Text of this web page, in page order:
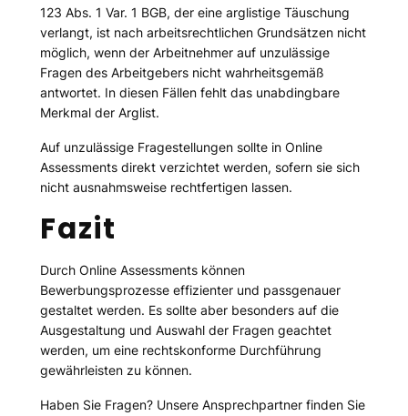
123 Abs. 1 Var. 1 BGB, der eine arglistige Täuschung
verlangt, ist nach arbeitsrechtlichen Grundsätzen nicht
möglich, wenn der Arbeitnehmer auf unzulässige
Fragen des Arbeitgebers nicht wahrheitsgemäß
antwortet. In diesen Fällen fehlt das unabdingbare
Merkmal der Arglist.
Auf unzulässige Fragestellungen sollte in Online
Assessments direkt verzichtet werden, sofern sie sich
nicht ausnahmsweise rechtfertigen lassen.
Fazit
Durch Online Assessments können
Bewerbungsprozesse effizienter und passgenauer
gestaltet werden. Es sollte aber besonders auf die
Ausgestaltung und Auswahl der Fragen geachtet
werden, um eine rechtskonforme Durchführung
gewährleisten zu können.
Haben Sie Fragen? Unsere Ansprechpartner finden Sie